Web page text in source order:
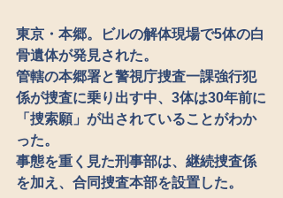
東京・本郷。ビルの解体現場で5体の白
骨遺体が発見された。
管轄の本郷署と警視庁捜査一課強行犯
係が捜査に乗り出す中、3体は30年前に
「捜索願」が出されていることがわか
った。
事態を重く見た刑事部は、継続捜査係
を加え、合同捜査本部を設置した。